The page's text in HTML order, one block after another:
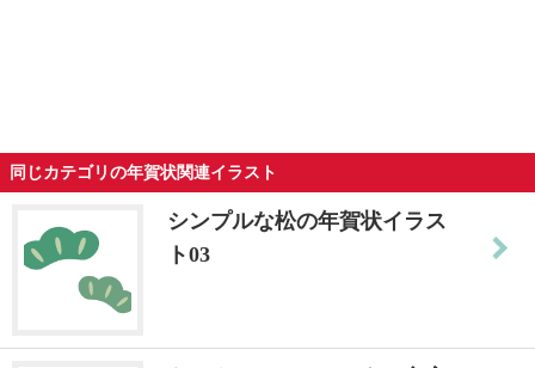
同じカテゴリの年賀状関連イラスト
シンプルな松の年賀状イラス
ト03